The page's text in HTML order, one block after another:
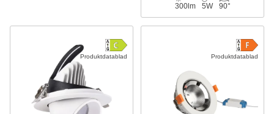
300lm 5W 90°
Produktdatablad Produktdatablad